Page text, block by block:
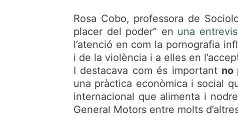
Rosa Cobo, professora de
placer del poder” en una
l’atenció en com la pornografia
i de la violència i a elles en
I destacava com és important no
una pràctica econòmica i social
internacional que alimenta i
General Motors entre molts